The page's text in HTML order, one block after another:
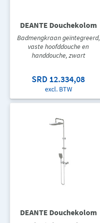
DEANTE Douchekolom
Badmengkraan geïntegreerd,
vaste hoofddouche en
handdouche, zwart
SRD 12.334,08
excl. BTW
DEANTE Douchekolom